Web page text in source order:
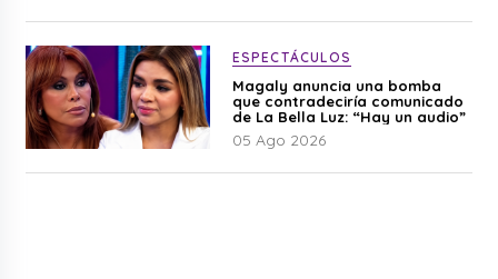
ESPECTÁCULOS
Magaly anuncia una bomba
que contradeciría comunicado
de La Bella Luz: “Hay un audio”
05 Ago 2026